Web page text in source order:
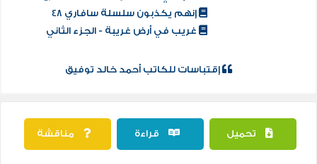
إنهم يكذبون سلسلة سافاري 48
غريب في أرض غريبة - الجزء الثاني
إقتباسات للكاتب أحمد خالد توفيق
تحميل قراءة مناقشة